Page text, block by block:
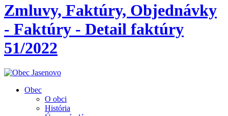
Zmluvy, Faktúry, Objednávky
- Faktúry - Detail faktúry
51/2022
Obec
O obci
História